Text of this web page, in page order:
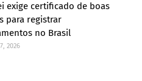
exige certificado de boas
para registrar
no Brasil
2026